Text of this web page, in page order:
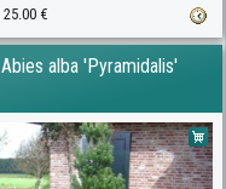
25.00 €
Abies alba 'Pyramidalis'